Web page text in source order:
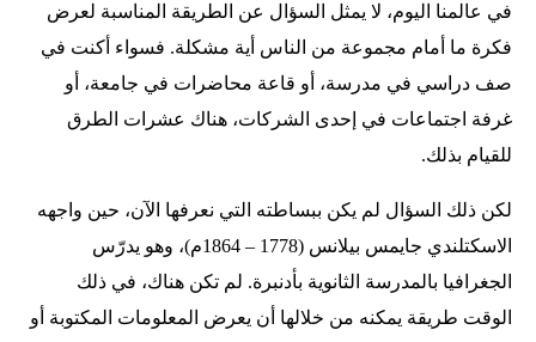
في عالمنا اليوم، لا يمثل السؤال عن الطريقة المناسبة لعرض
فكرة ما أمام مجموعة من الناس أية مشكلة. فسواء أكنت في
صف دراسي في مدرسة، أو قاعة محاضرات في جامعة، أو
غرفة اجتماعات في إحدى الشركات، هناك عشرات الطرق
للقيام بذلك.
لكن ذلك السؤال لم يكن ببساطته التي نعرفها الآن، حين واجهه
الاسكتلندي جايمس بيلانس (1778 – 1864م)، وهو يدرّس
الجغرافيا بالمدرسة الثانوية بأدنبرة. لم تكن هناك، في ذلك
الوقت طريقة يمكنه من خلالها أن يعرض المعلومات المكتوبة أو